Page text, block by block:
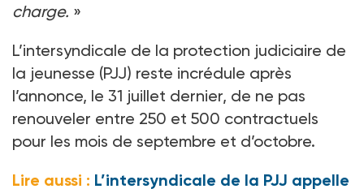
charge. »
L’intersyndicale de la protection judiciaire de
la jeunesse (PJJ) reste incrédule après
l’annonce, le 31 juillet dernier, de ne pas
renouveler entre 250 et 500 contractuels
pour les mois de septembre et d’octobre.
Lire aussi : L’intersyndicale de la PJJ appelle